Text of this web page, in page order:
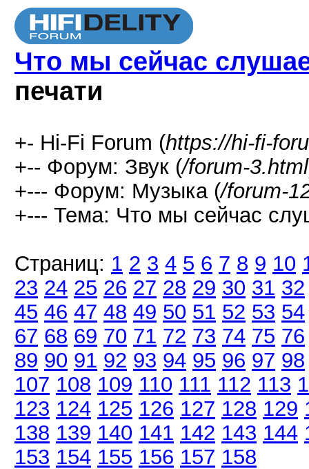
Что мы сейчас
печати
+- Hi-Fi Forum (https://hi-fi-
+-- Форум: Звук (/forum-3.html
+--- Форум: Музыка (/forum-
+--- Тема: Что мы сейчас
Страниц: 1 2 3 4 5 6 7 8 9 10
23 24 25 26 27 28 29 30 31 32
45 46 47 48 49 50 51 52 53 54
67 68 69 70 71 72 73 74 75 76
89 90 91 92 93 94 95 96 97 98
107 108 109 110 111 112 113
123 124 125 126 127 128 129
138 139 140 141 142 143 144
153 154 155 156 157 158